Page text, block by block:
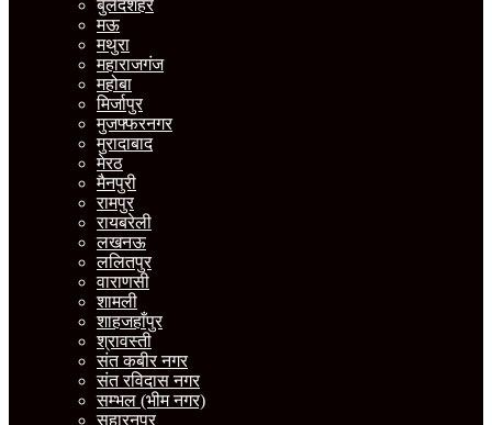
बुलंदशहर
मऊ
मथुरा
महाराजगंज
महोबा
मिर्जापुर
मुजफ्फरनगर
मुरादाबाद
मेरठ
मैनपुरी
रामपुर
रायबरेली
लखनऊ
ललितपुर
वाराणसी
शामली
शाहजहाँपुर
श्रावस्ती
संत कबीर नगर
संत रविदास नगर
सम्भल (भीम नगर)
सहारनपुर